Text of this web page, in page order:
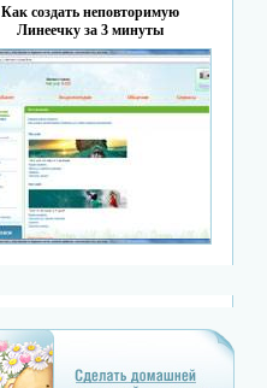
Как создать неповторимую
Линеечку за 3 минуты